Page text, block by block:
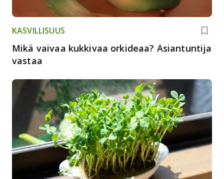
KASVILLISUUS
Mikä vaivaa kukkivaa orkideaa? Asiantuntija
vastaa